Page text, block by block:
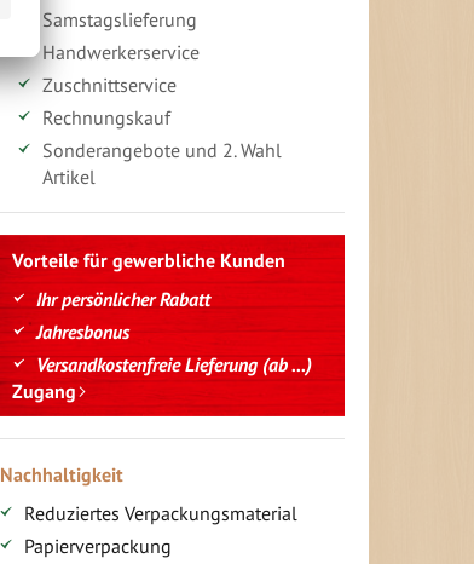
Samstagslieferung
Handwerkerservice
Zuschnittservice
Rechnungskauf
Sonderangebote und 2. Wahl
Artikel
Vorteile für gewerbliche Kunden
Ihr persönlicher Rabatt
Jahresbonus
Versandkostenfreie Lieferung (ab ...)
Zugang
Nachhaltigkeit
Reduziertes Verpackungsmaterial
Papierverpackung